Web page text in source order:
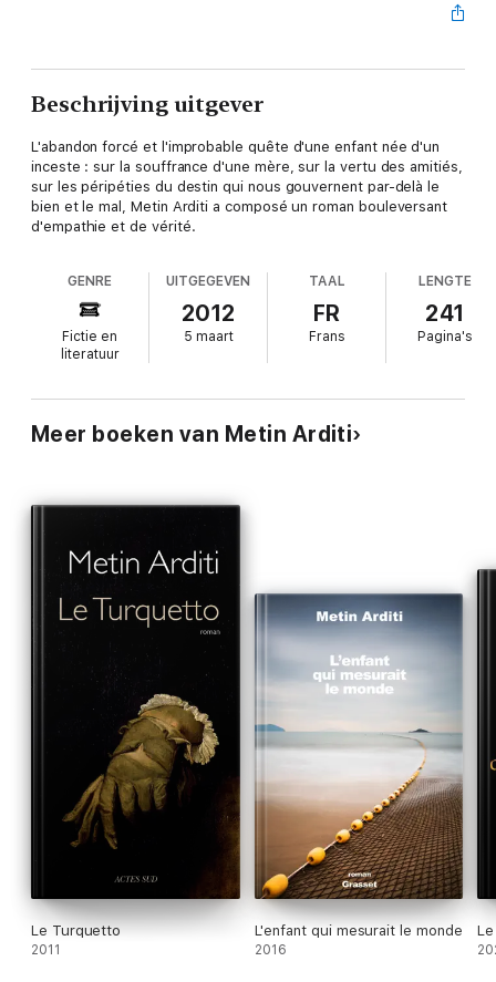
Beschrijving uitgever
L'abandon forcé et l'improbable quête d'une enfant née d'un
inceste : sur la souffrance d'une mère, sur la vertu des amitiés,
sur les péripéties du destin qui nous gouvernent par-delà le
bien et le mal, Metin Arditi a composé un roman bouleversant
d'empathie et de vérité.
GENRE
Fictie en
literatuur
UITGEGEVEN
2012
5 maart
TAAL
FR
Frans
LENGTE
241
Pagina's
Meer boeken van Metin Arditi
Le Turquetto
2011
L'enfant qui mesurait le monde
2016